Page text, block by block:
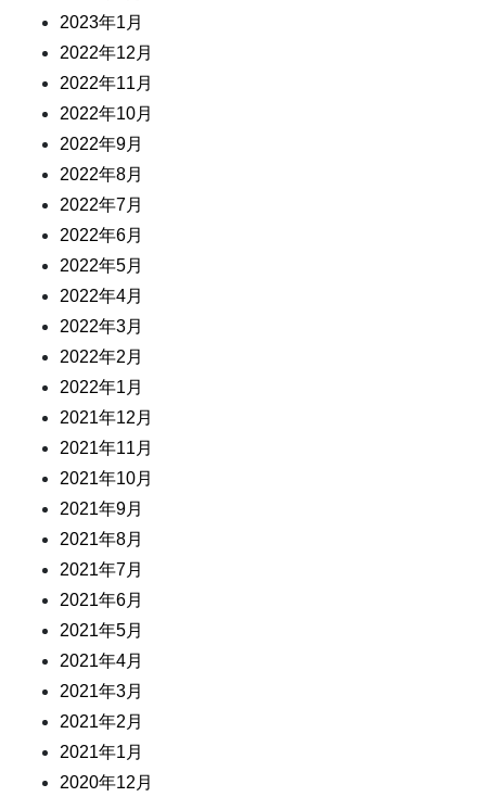
2023年1月
2022年12月
2022年11月
2022年10月
2022年9月
2022年8月
2022年7月
2022年6月
2022年5月
2022年4月
2022年3月
2022年2月
2022年1月
2021年12月
2021年11月
2021年10月
2021年9月
2021年8月
2021年7月
2021年6月
2021年5月
2021年4月
2021年3月
2021年2月
2021年1月
2020年12月